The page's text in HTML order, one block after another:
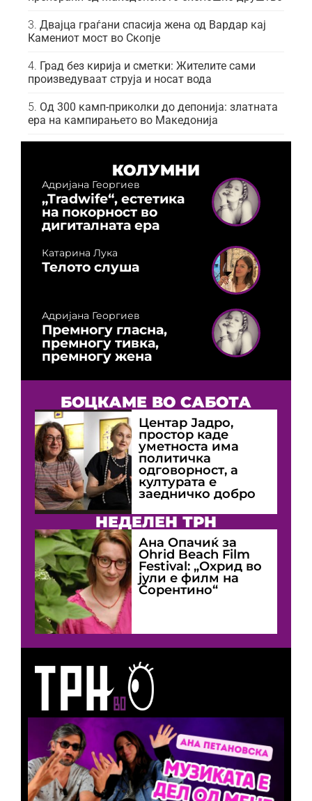
Двајца граѓани спасија жена од Вардар кај
Камениот мост во Скопје
Град без кирија и сметки: Жителите сами
произведуваат струја и носат вода
Од 300 камп-приколки до депонија: златната
ера на кампирањето во Македонија
КОЛУМНИ
Адријана Георгиев
„Tradwife“, естетика
на покорност во
дигиталната ера
Катарина Лука
Телото слуша
Адријана Георгиев
Премногу гласна,
премногу тивка,
премногу жена
БОЦКАМЕ ВО САБОТА
Центар Јадро,
простор каде
уметноста има
политичка
одговорност, а
културата е
заедничко добро
НЕДЕЛЕН ТРН
Ана Опачиќ за
Оhrid Beach Film
Festival: „Охрид во
јули е филм на
Сорентино“